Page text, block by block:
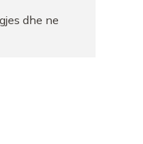
dhe ne